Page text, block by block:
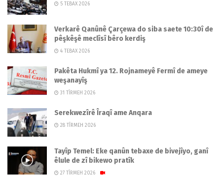
5 TEBAX 2026
Verkarê Qanûnê Çarçewa do siba saete 10:30î de
pêşkêşê meclîsî bêro kerdiş
4 TEBAX 2026
Pakêta Hukmî ya 12. Rojnameyê Fermî de ameye
weşanayîş
31 TÎRMEH 2026
Serekwezîrê Îraqî ame Anqara
28 TÎRMEH 2026
Tayîp Temel: Eke qanûn tebaxe de bivejîyo, ganî
êlule de zî bikewo pratîk
27 TÎRMEH 2026